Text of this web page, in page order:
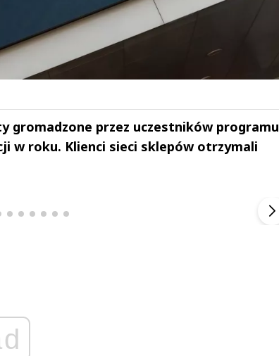
gromadzone przez uczestników programu
w roku. Klienci sieci sklepów otrzymali